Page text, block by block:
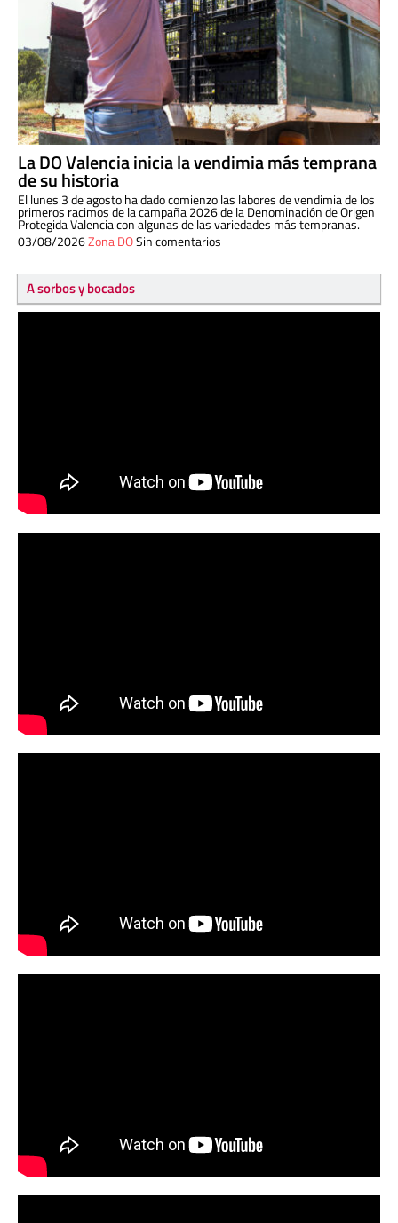
La DO Valencia inicia la vendimia más temprana
de su historia
El lunes 3 de agosto ha dado comienzo las labores de vendimia de los
primeros racimos de la campaña 2026 de la Denominación de Origen
Protegida Valencia con algunas de las variedades más tempranas.
03/08/2026Zona DOSin comentarios
A sorbos y bocados